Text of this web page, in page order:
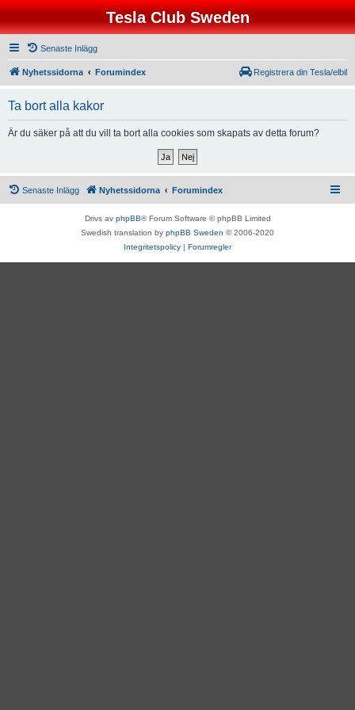
Tesla Club Sweden
Senaste Inlägg
Nyhetssidorna Forumindex Registrera din Tesla/elbil
Ta bort alla kakor
Är du säker på att du vill ta bort alla cookies som skapats av detta forum?
Senaste Inlägg Nyhetssidorna Forumindex
Drivs av phpBB® Forum Software © phpBB Limited
Swedish translation by phpBB Sweden © 2006-2020
Integritetspolicy | Forumregler